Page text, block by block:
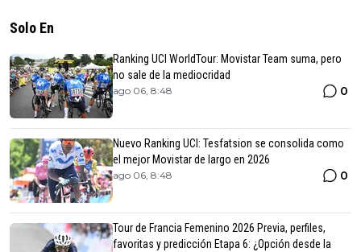
Solo En
Ranking UCI WorldTour: Movistar Team suma, pero
no sale de la mediocridad
ago 06, 8:48 0
Nuevo Ranking UCI: Tesfatsion se consolida como
el mejor Movistar de largo en 2026
ago 06, 8:48 0
Tour de Francia Femenino 2026 Previa, perfiles,
favoritas y predicción Etapa 6: ¿Opción desde la